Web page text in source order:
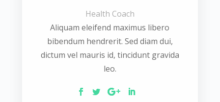
Health Coach
Aliquam eleifend maximus libero
bibendum hendrerit. Sed diam dui,
dictum vel mauris id, tincidunt gravida
leo.